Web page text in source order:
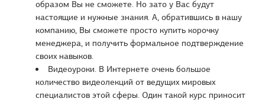
образом Вы не сможете. Но зато у Вас будут
настоящие и нужные знания. А, обратившись в нашу
компанию, Вы сможете просто купить корочку
менеджера, и получить формальное подтверждение
своих навыков.
Видеоуроки. В Интернете очень большое
количество видеолекций от ведущих мировых
специалистов этой сферы. Один такой курс приносит